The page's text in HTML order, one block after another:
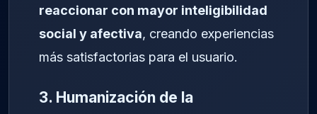
reaccionar con mayor inteligibilidad
social y afectiva, creando experiencias
más satisfactorias para el usuario.
3. Humanización de la